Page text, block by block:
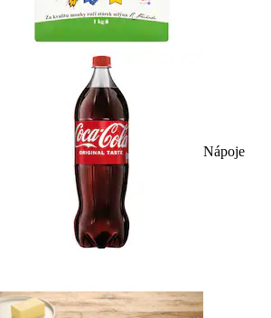
Nápoje